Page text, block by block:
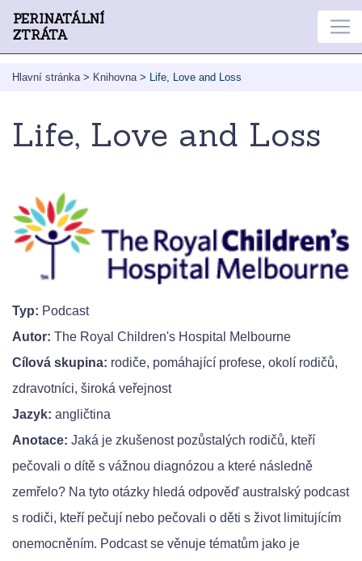
PERINATÁLNÍ
ZTRÁTA
Hlavní stránka> Knihovna> Life, Love and Loss
Life, Love and Loss
Typ: Podcast
Autor: The Royal Children's Hospital Melbourne
Cílová skupina: rodiče, pomáhající profese, okolí rodičů,
zdravotníci, široká veřejnost
Jazyk: angličtina
Anotace: Jaká je zkušenost pozůstalých rodičů, kteří
pečovali o dítě s vážnou diagnózou a které následně
zemřelo? Na tyto otázky hledá odpověď australský podcast
s rodiči, kteří pečují nebo pečovali o děti s život limitujícím
onemocněním. Podcast se věnuje tématům jako je